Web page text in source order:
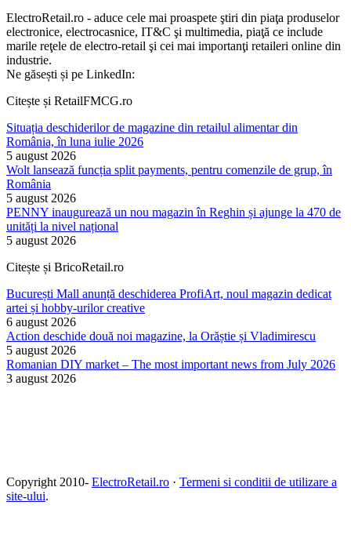
ElectroRetail.ro - aduce cele mai proaspete ştiri din piaţa produselor
electronice, electrocasnice, IT&C şi multimedia, piaţă ce include
marile reţele de electro-retail şi cei mai importanţi retaileri online din
industrie.
Ne găsești și pe LinkedIn:
Citește și RetailFMCG.ro
Situația deschiderilor de magazine din retailul alimentar din
România, în luna iulie 2026
5 august 2026
Wolt lansează funcția split payments, pentru comenzile de grup, în
România
5 august 2026
PENNY inaugurează un nou magazin în Reghin și ajunge la 470 de
unități la nivel național
5 august 2026
Citește și BricoRetail.ro
București Mall anunță deschiderea ProfiArt, noul magazin dedicat
artei și hobby-urilor creative
6 august 2026
Action deschide două noi magazine, la Orăștie și Vladimirescu
5 august 2026
Romanian DIY market – The most important news from July 2026
3 august 2026
Copyright 2010- ElectroRetail.ro · Termeni si conditii de utilizare a
site-ului.